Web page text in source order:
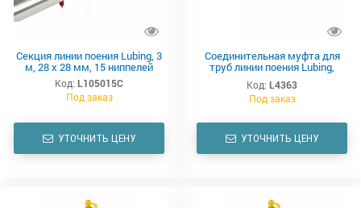
Секция линии поения Lubing, 3
м, 28 x 28 мм, 15 ниппелей
Код: L105015C
Под заказ
УТОЧНИТЬ ЦЕНУ
Соединительная муфта для
труб линии поения Lubing,
22x22 мм
Код: L4363
Под заказ
УТОЧНИТЬ ЦЕНУ